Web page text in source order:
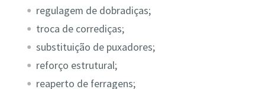
regulagem de dobradiças;
troca de corrediças;
substituição de puxadores;
reforço estrutural;
reaperto de ferragens;